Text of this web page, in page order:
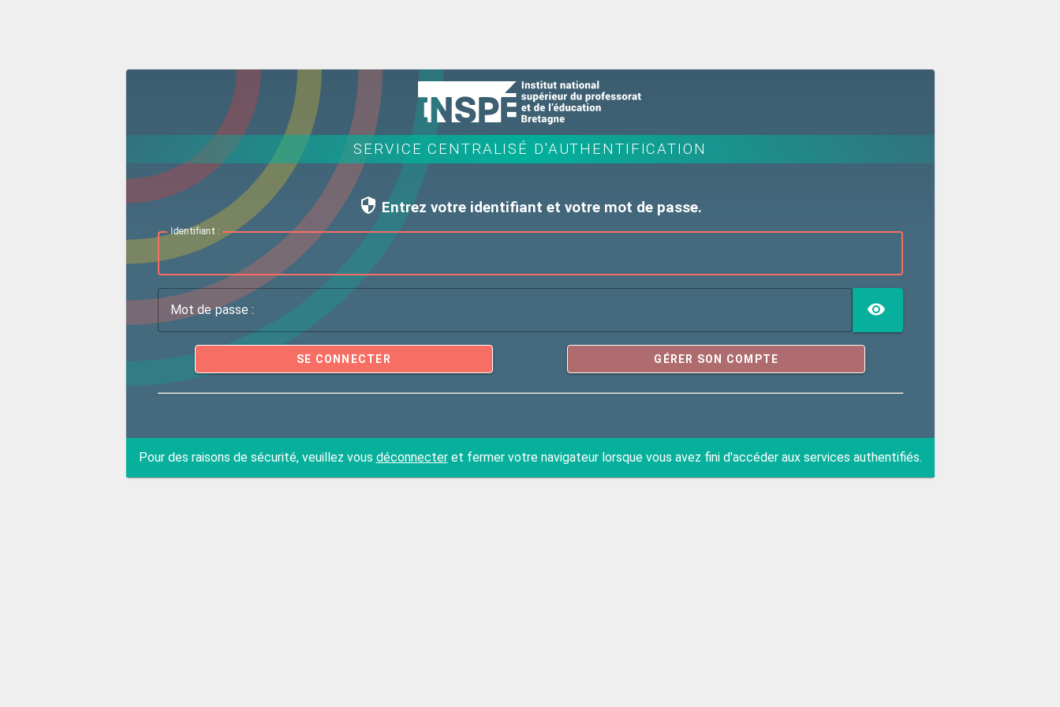
SERVICE CENTRALISÉ D'AUTHENTIFICATION
Entrez votre identifiant et votre mot de passe.
Identifiant :
Mot de passe :
SE CONNECTER GÉRER SON COMPTE
Pour des raisons de sécurité, veuillez vous déconnecteret fermer votre navigateur lorsque vous avez fini d'accéder aux services authentifiés.